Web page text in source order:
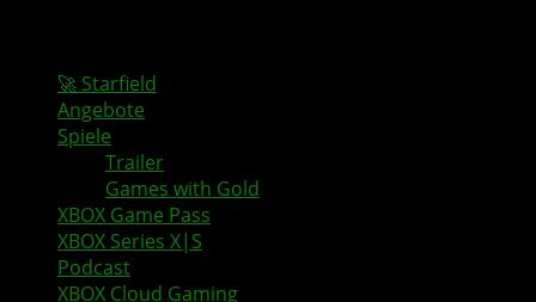
🚀 Starfield
Angebote
Spiele
Trailer
Games with Gold
XBOX Game Pass
XBOX Series X|S
Podcast
XBOX Cloud Gaming